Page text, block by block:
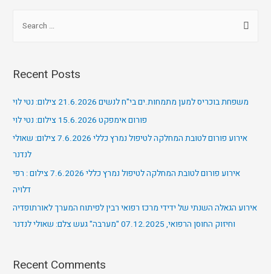
Recent Posts
משפחת בוכריס למען מתמחות.ים בי"ח לנשים 21.6.2026 צילום: נטי לוי
פורום אימפקט 15.6.2026 צילום: נטי לוי
אירוע פורום לטובת המחלקה לטיפול נמרץ כללי 7.6.2026 צילום: שאולי
לנדנר
אירוע פורום לטובת המחלקה לטיפול נמרץ כללי 7.6.2026 צילום : רפי
דלויה
אירוע הגאלה השנתי של ידידי מרכז רפואי רבין לפיתוח המערך לאורתופדיה
וחיזוק החוסן הרפואי, 07.12.2025 "מערבה" געש צלם: שאולי לנדנר
Recent Comments